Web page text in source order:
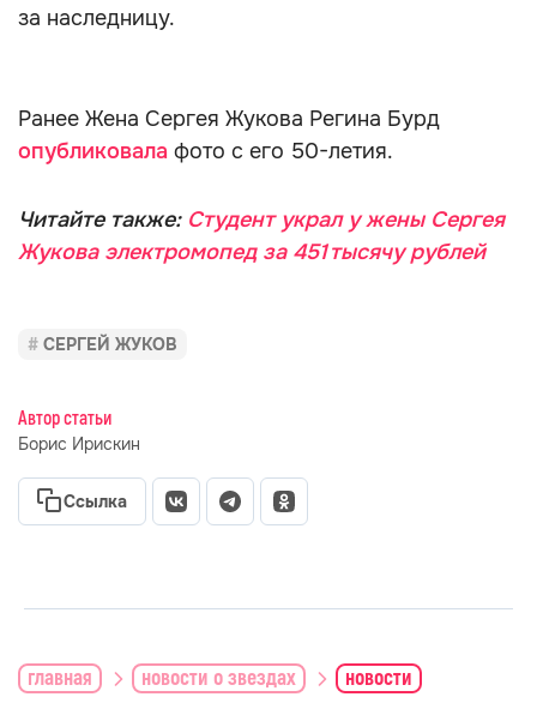
за наследницу.
Ранее Жена Сергея Жукова Регина Бурд
опубликовала фото с его 50-летия.
Читайте также: Студент украл у жены Сергея
Жукова электромопед за 451 тысячу рублей
СЕРГЕЙ ЖУКОВ
Автор статьи
Борис Ирискин
Ссылка
главная новости о звездах новости